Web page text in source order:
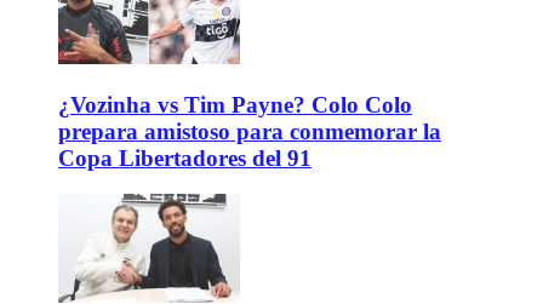
¿Vozinha vs Tim Payne? Colo Colo
prepara amistoso para conmemorar la
Copa Libertadores del 91